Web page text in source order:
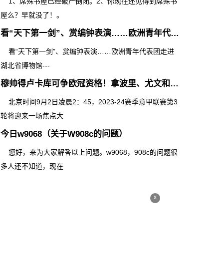
屋么？早就没了！。
看“天下第一剑”、赏编钟表演……欧洲青年代表团走进湖北省博物馆
看“天下第一剑”、赏编钟表演……欧洲青年代表团走进
湖北省博物馆---
穆帅得卢卡库可争欧冠资格！拿波里、尤文和米兰双雄谁会被挤下来
北京时间9月2日凌晨2：45，2023-24赛季意甲联赛第3
轮将迎来一场焦点大
今日w9068（关于W908c的问题）
您好，来为大家解答以上问题。w9068，908c的问题很
多人还不知道，现在
x